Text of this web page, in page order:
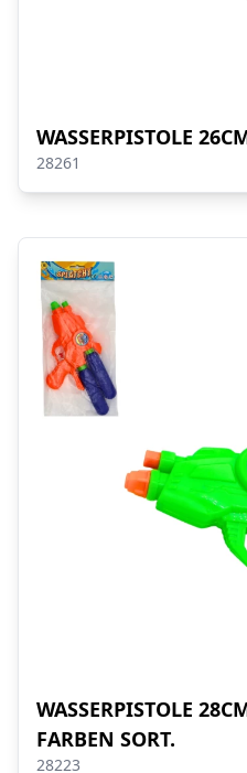
WASSERPISTOLE
28261
WASSERPISTOLE
FARBEN SORT.
28223